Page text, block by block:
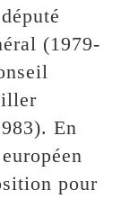
(1979-
En
pour